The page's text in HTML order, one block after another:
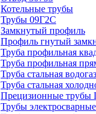
Котельные трубы
Трубы 09Г2С
Замкнутый профиль
Профиль гнутый
Труба профильная
Труба профильная
Труба стальная
Труба стальная
Прецизионные трубы
Трубы